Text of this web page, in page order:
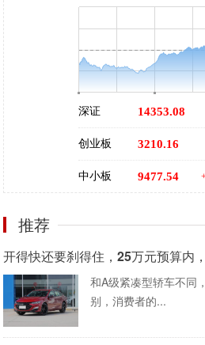
深证 14353.08
创业板 3210.16
中小板 9477.54
推荐
开得快还要刹得住，25万元预算内
和A级紧凑型轿车不同
别，消费者的...